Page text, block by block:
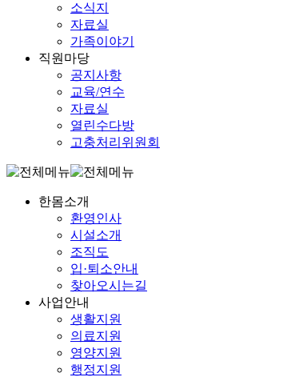
소식지
자료실
가족이야기
직원마당
공지사항
교육/연수
자료실
열린수다방
고충처리위원회
한몸소개
환영인사
시설소개
조직도
입·퇴소안내
찾아오시는길
사업안내
생활지원
의료지원
영양지원
행정지원